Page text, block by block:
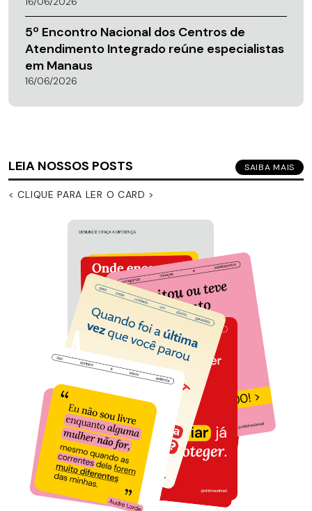
5º Encontro Nacional dos Centros de
Atendimento Integrado reúne especialistas
em Manaus
16/06/2026
LEIA NOSSOS POSTS SAIBA MAIS
< CLIQUE PARA LER O CARD >